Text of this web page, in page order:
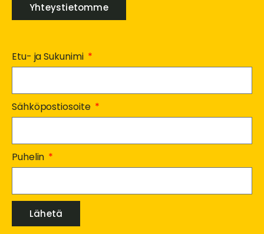
Yhteystietomme
Etu- ja Sukunimi
Sähköpostiosoite
Puhelin
Lähetä